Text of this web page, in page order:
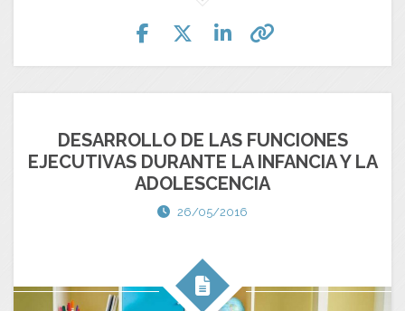
DESARROLLO DE LAS FUNCIONES
EJECUTIVAS DURANTE LA INFANCIA Y LA
ADOLESCENCIA
26/05/2016